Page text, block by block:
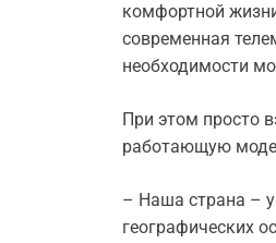
комфортной
современная
необходимости
При этом просто
работающую
– Наша страна –
географических